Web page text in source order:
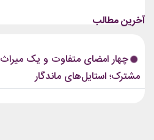
چهره‌هایی تأثیرگذار در دنیای مد نیز تبدیل
موزیک‌ویدئوها و مراسم‌های مهم جهانی،...
چهار امضای متفاوت و یک میراث
مشترک؛ استایل‌های ماندگار
بلک‌پینک که تاریخ مد کی‌پاپ را